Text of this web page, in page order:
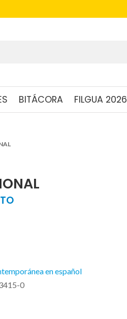
BITÁCORA FILGUA 2026
en español
0